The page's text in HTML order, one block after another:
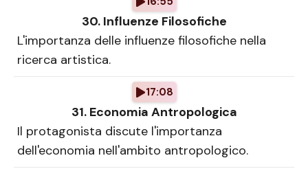
30. Influenze Filosofiche
L'importanza delle influenze filosofiche nella
ricerca artistica.
17:08
31. Economia Antropologica
Il protagonista discute l'importanza
dell'economia nell'ambito antropologico.